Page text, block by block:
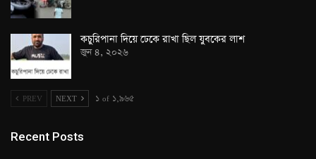
কচুরিপানা দিয়ে ঢেকে রাখা ছিল যুবকের লাশ
জুন ৪, ২০২৬
PREV NEXT ১ of ১,৯৬৫
Recent Posts